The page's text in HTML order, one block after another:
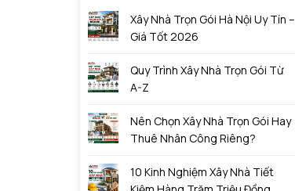
Xây Nhà Trọn Gói Hà Nội Uy Tín –
Giá Tốt 2026
Quy Trình Xây Nhà Trọn Gói Từ
A-Z
Nên Chọn Xây Nhà Trọn Gói Hay
Thuê Nhân Công Riêng?
10 Kinh Nghiệm Xây Nhà Tiết